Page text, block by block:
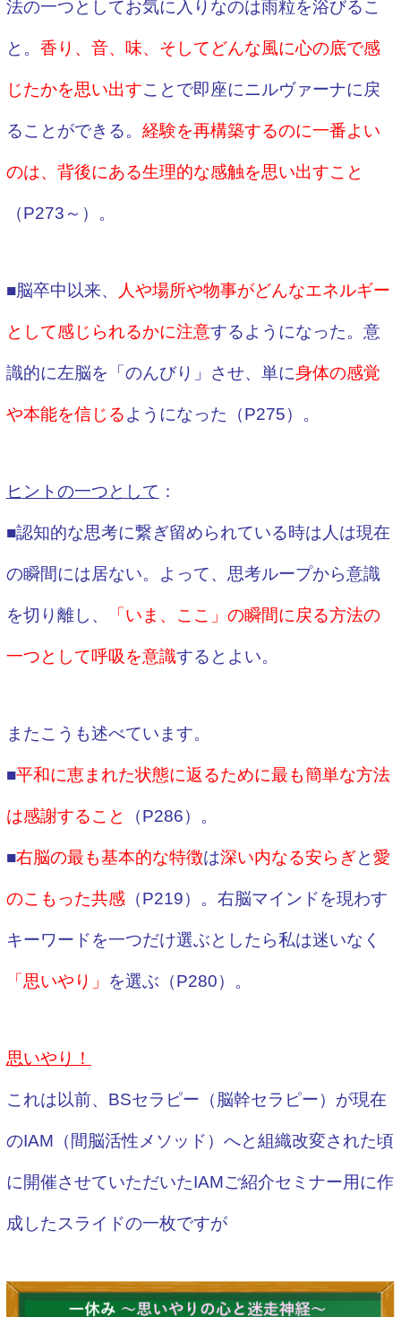
法の一つとしてお気に入りなのは雨粒を浴びるこ
と。 香り、音、味、そしてどんな風に心の底で感
じたかを思い出すことで即座にニルヴァーナに戻
ることができる。 経験を再構築するのに一番よい
のは、背後にある生理的な感触を思い出すこと
（P273～）。
■脳卒中以来、 人や場所や物事がどんなエネルギー
として感じられるかに注意するようになった。意
識的に左脳を「のんびり」させ、単に身体の感覚
や本能を信じるようになった（P275）。
ヒントの一つとして ：
■認知的な思考に繋ぎ留められている時は人は現在
の瞬間には居ない。よって、思考ループから意識
を切り離し、 「いま、ここ」の瞬間に戻る方法の
一つとして呼吸を意識するとよい。
またこうも述べています。
■平和に恵まれた状態に返るために最も簡単な方法
は感謝すること （P286）。
■右脳の最も基本的な特徴は深い内なる安らぎと愛
のこもった共感（P219）。右脳マインドを現わす
キーワードを一つだけ選ぶとしたら私は迷いなく
「思いやり」 を選ぶ（P280）。
思いやり！
これは以前、BSセラピー（脳幹セラピー）が現在
のIAM（間脳活性メソッド）へと組織改変された頃
に開催させていただいたIAMご紹介セミナー用に作
成したスライドの一枚ですが